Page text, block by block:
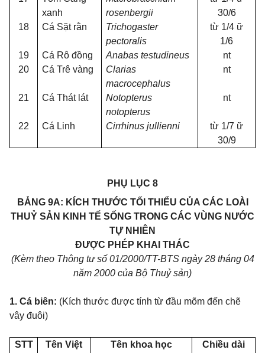
xanh
rosenbergii
30/6
18
Cá Sặt rằn
Trichogaster
pectoralis
từ 1/4 ữ
1/6
19
Cá Rô đồng Anabas testudineus
nt
20
Cá Trê vàng
Clarias
macrocephalus
nt
21 Cá Thát lát
Notopterus
notopterus
nt
22 Cá Linh Cirrhinus jullienni từ 1/7 ữ
30/9
PHỤ LỤC 8
BẢNG 9A: KÍCH THƯỚC TỐI THIỂU CỦA CÁC LOÀI
THUỶ SẢN KINH TẾ SỐNG TRONG CÁC VÙNG NƯỚC
TỰ NHIÊN
ĐƯỢC PHÉP KHAI THÁC
(Kèm theo Thông tư số 01/2000/TT-BTS ngày 28 tháng 04
năm 2000 của Bộ Thuỷ sản)
1. Cá biên: (Kích thước được tính từ đầu mõm đến chẽ
vây đuôi)
STT
Tên Việt
Tên khoa học
Chiều dài